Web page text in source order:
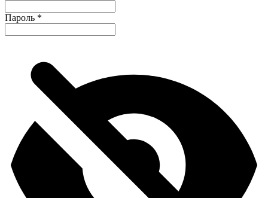
Пароль *